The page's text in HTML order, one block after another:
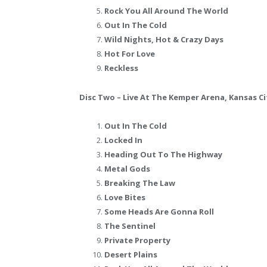
Rock You All Around The World
Out In The Cold
Wild Nights, Hot & Crazy Days
Hot For Love
Reckless
Disc Two – Live At The Kemper Arena, Kansas
Out In The Cold
Locked In
Heading Out To The Highway
Metal Gods
Breaking The Law
Love Bites
Some Heads Are Gonna Roll
The Sentinel
Private Property
Desert Plains